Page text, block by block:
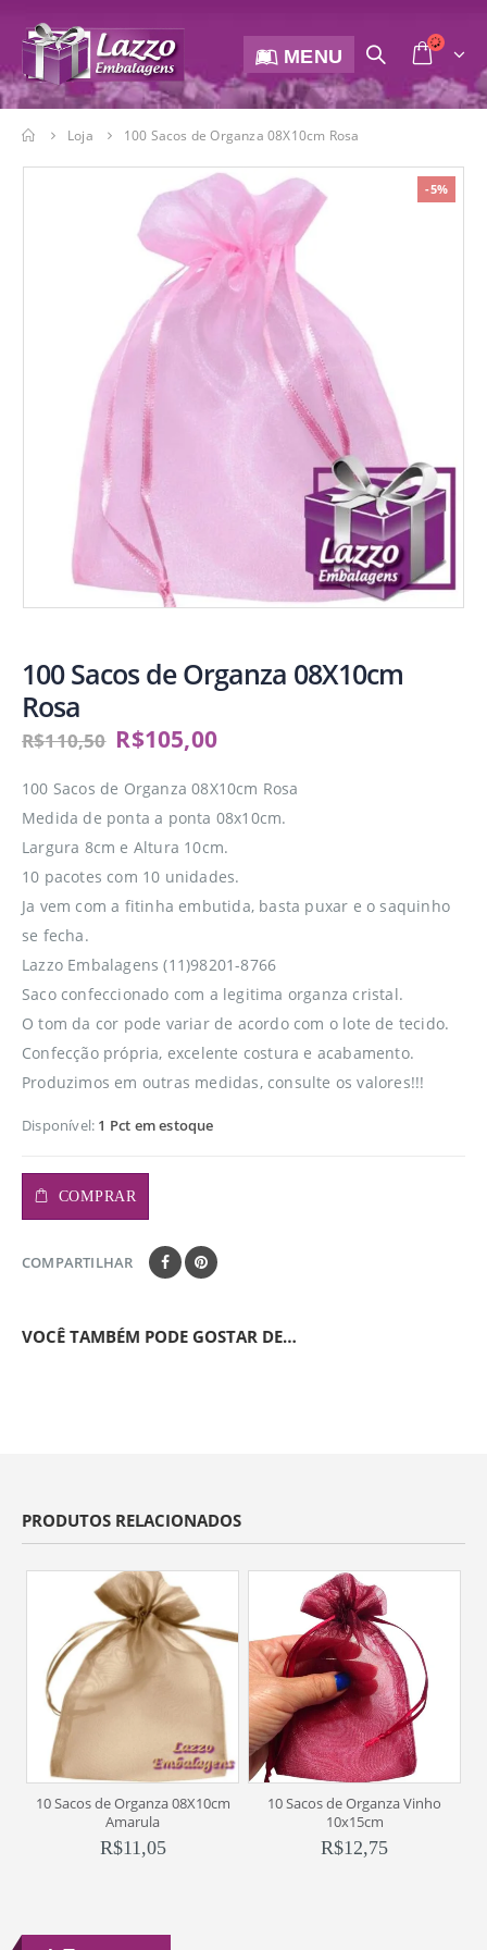
MENU
Loja 100 Sacos de Organza 08X10cm Rosa
-5%
100 Sacos de Organza 08X10cm
Rosa
R$110,50 R$105,00
100 Sacos de Organza 08X10cm Rosa
Medida de ponta a ponta 08x10cm.
Largura 8cm e Altura 10cm.
10 pacotes com 10 unidades.
Ja vem com a fitinha embutida, basta puxar e o saquinho
se fecha.
Lazzo Embalagens (11)98201-8766
Saco confeccionado com a legitima organza cristal.
O tom da cor pode variar de acordo com o lote de tecido.
Confecção própria, excelente costura e acabamento.
Produzimos em outras medidas, consulte os valores!!!
Disponível: 1 Pct em estoque
COMPRAR
COMPARTILHAR
VOCÊ TAMBÉM PODE GOSTAR DE…
PRODUTOS RELACIONADOS
10 Sacos de Organza 08X10cm
Amarula
R$11,05
10 Sacos de Organza Vinho
10x15cm
R$12,75